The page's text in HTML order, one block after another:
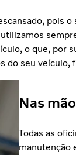
pois
o que, por
do seu veículo,
Nas
Todas as
manutenção